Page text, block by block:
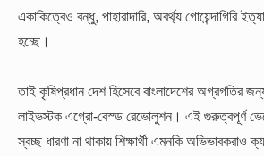
একাকিত্বেও বন্ধু, পাহারাদারি, অবর্থ্য গোয়েন্দাগিরি
হচ্ছে।
তাই কৃষিপ্রধান দেশ হিসেবে বাংলাদেশের অগ্রগতির
লাইভস্টক এগ্রো-বেস্ড রেভোলুশন। এই গুরুত্বপূর্ণ
স্বচ্ছ ধারণা না থাকায় শিক্ষার্থী এমনকি অভিভাবকরাও